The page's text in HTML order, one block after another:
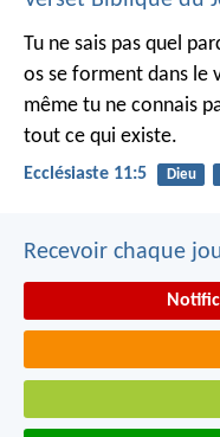
Tu ne sais pas quel
os se forment dans le
même tu ne connais
tout ce qui existe.
Ecclésiaste 11:5 Dieu
Recevoir chaque